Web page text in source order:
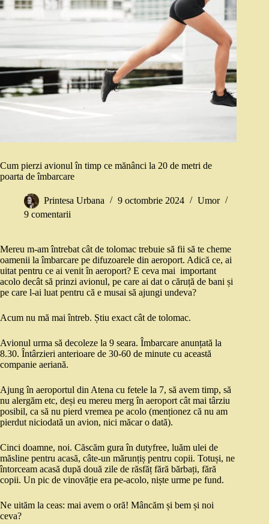
Cum pierzi avionul în timp ce mănânci la 20 de metri de
poarta de îmbarcare
Printesa Urbana 9 octombrie 2024
Umor
9 comentarii
Mereu m-am întrebat cât de tolomac trebuie să fii să te cheme
oamenii la îmbarcare pe difuzoarele din aeroport. Adică ce, ai
uitat pentru ce ai venit în aeroport? E ceva mai important
acolo decât să prinzi avionul, pe care ai dat o căruță de bani și
pe care l-ai luat pentru că e musai să ajungi undeva?
Acum nu mă mai întreb. Știu exact cât de tolomac.
Avionul urma să decoleze la 9 seara. Îmbarcare anunțată la
8.30. Întârzieri anterioare de 30-60 de minute cu această
companie aeriană.
Ajung în aeroportul din Atena cu fetele la 7, să avem timp, să
nu alergăm etc, deși eu mereu merg în aeroport cât mai târziu
posibil, ca să nu pierd vremea pe acolo (menționez că nu am
pierdut niciodată un avion, nici măcar o dată).
Cinci doamne, noi. Căscăm gura în dutyfree, luăm ulei de
măsline pentru acasă, câte-un mărunțiș pentru copii. Totuși, ne
întorceam acasă după două zile de răsfăț fără bărbați, fără
copii. Un pic de vinovăție era pe-acolo, niște urme pe fund.
Ne uităm la ceas: mai avem o oră! Mâncăm și bem și noi
ceva?